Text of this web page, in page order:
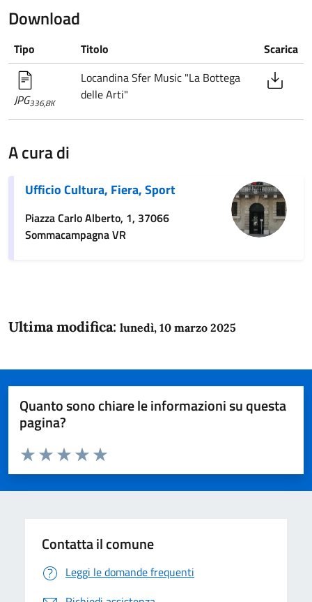
Download
Tipo Titolo Scarica
JPG336,8K
Locandina Sfer Music "La Bottega
delle Arti"
A cura di
Ufficio Cultura, Fiera, Sport
Piazza Carlo Alberto, 1, 37066
Sommacampagna VR
Ultima modifica: lunedì, 10 marzo 2025
Quanto sono chiare le informazioni su questa
pagina?
Domanda
Valuta da 1 a 5 stelle la pagina
Valuta 5 stelle su 5
Valuta 4 stelle su 5
Valuta 3 stelle su 5
Valuta 2 stelle su 5
Valuta 1 stelle su 5
Contatta il comune
Leggi le domande frequenti